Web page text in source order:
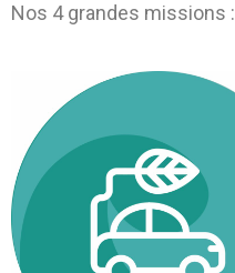
Nos 4 grandes missions :